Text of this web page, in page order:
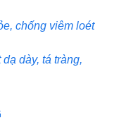
chống viêm loét
dày, tá tràng,